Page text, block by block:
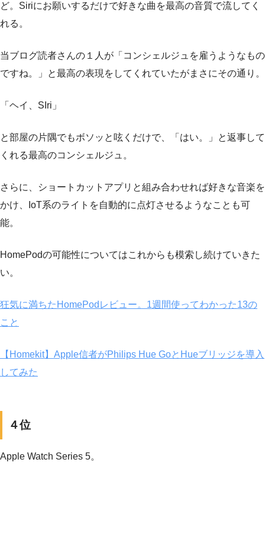
ど。Siriにお願いするだけで好きな曲を最高の音質で流してく
れる。
当ブログ読者さんの１人が「コンシェルジュを雇うようなもの
ですね。」と最高の表現をしてくれていたがまさにその通り。
「ヘイ、SIri」
と部屋の片隅でもボソッと呟くだけで、「はい。」と返事して
くれる最高のコンシェルジュ。
さらに、ショートカットアプリと組み合わせれば好きな音楽を
かけ、IoT系のライトを自動的に点灯させるようなことも可
能。
HomePodの可能性についてはこれからも模索し続けていきた
い。
狂気に満ちたHomePodレビュー。1週間使ってわかった13の
こと
【Homekit】Apple信者がPhilips Hue GoとHueブリッジを導入
してみた
４位
Apple Watch Series 5。